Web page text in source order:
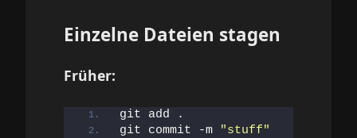
Einzelne Dateien stagen
Früher:
git add .
git commit -m
"stuff"